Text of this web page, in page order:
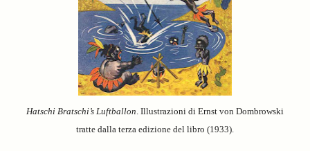
Hatschi Bratschi’s Luftballon. Illustrazioni di Ernst von Dombrowski
tratte dalla terza edizione del libro (1933).